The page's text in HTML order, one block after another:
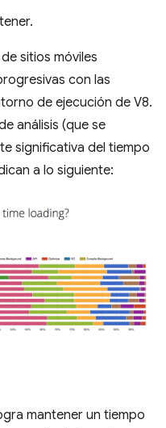
sitios móviles
con las
de ejecución de V8.
análisis (que se
significativa del tiempo
a lo siguiente:
mantener un tiempo